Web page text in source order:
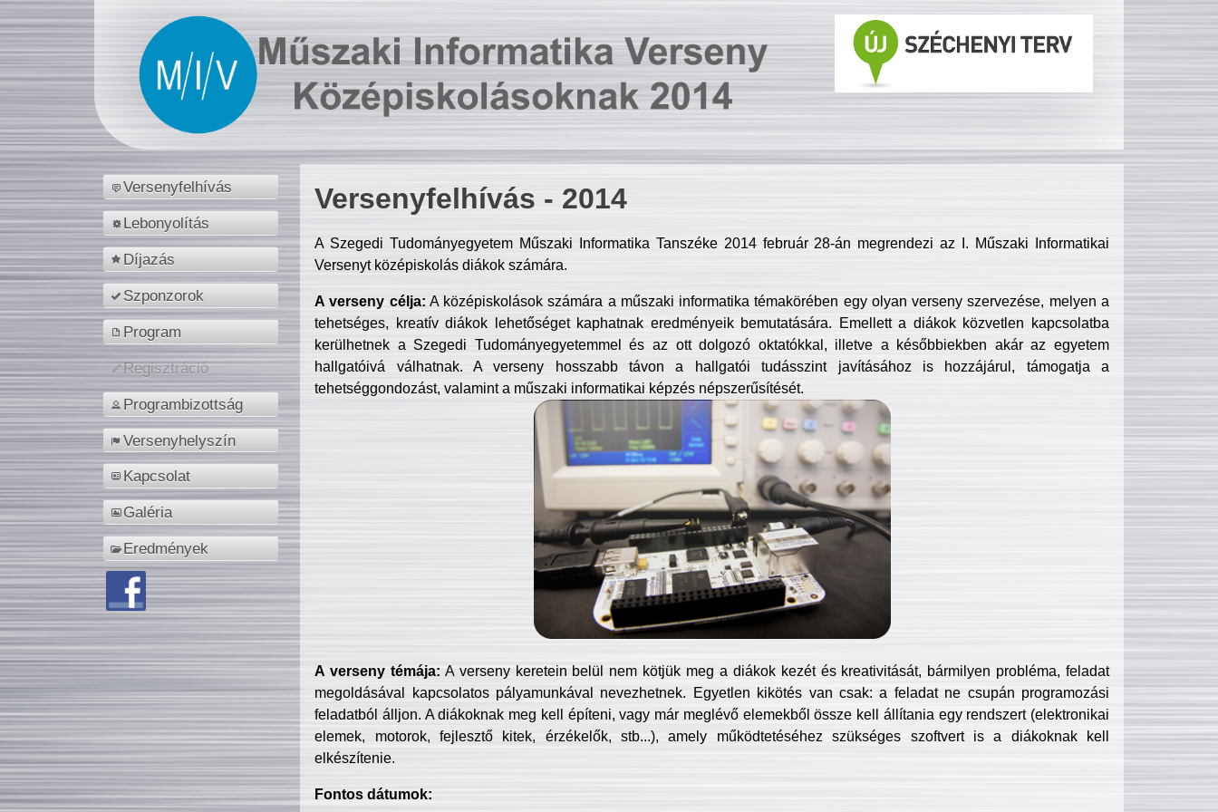
Versenyfelhívás
Lebonyolítás
Díjazás
Szponzorok
Program
Regisztráció
Programbizottság
Versenyhelyszín
Kapcsolat
Galéria
Eredmények
Versenyfelhívás - 2014
A Szegedi Tudományegyetem Műszaki Informatika Tanszéke 2014 február 28-án megrendezi az I. Műszaki Informatikai
Versenyt középiskolás diákok számára.
A verseny célja: A középiskolások számára a műszaki informatika témakörében egy olyan verseny szervezése, melyen a
tehetséges, kreatív diákok lehetőséget kaphatnak eredményeik bemutatására. Emellett a diákok közvetlen kapcsolatba
kerülhetnek a Szegedi Tudományegyetemmel és az ott dolgozó oktatókkal, illetve a későbbiekben akár az egyetem
hallgatóivá válhatnak. A verseny hosszabb távon a hallgatói tudásszint javításához is hozzájárul, támogatja a
tehetséggondozást, valamint a műszaki informatikai képzés népszerűsítését.
A verseny témája: A verseny keretein belül nem kötjük meg a diákok kezét és kreativitását, bármilyen probléma, feladat
megoldásával kapcsolatos pályamunkával nevezhetnek. Egyetlen kikötés van csak: a feladat ne csupán programozási
feladatból álljon. A diákoknak meg kell építeni, vagy már meglévő elemekből össze kell állítania egy rendszert (elektronikai
elemek, motorok, fejlesztő kitek, érzékelők, stb...), amely működtetéséhez szükséges szoftvert is a diákoknak kell
elkészítenie.
Fontos dátumok: